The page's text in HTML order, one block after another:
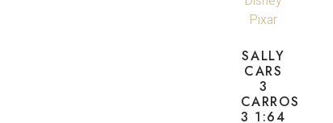
SALLY
CARS
3
CARROS
3 1:64